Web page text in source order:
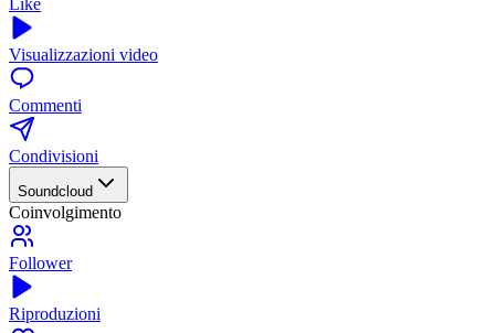
Like
Visualizzazioni video
Commenti
Condivisioni
Soundcloud
Coinvolgimento
Follower
Riproduzioni